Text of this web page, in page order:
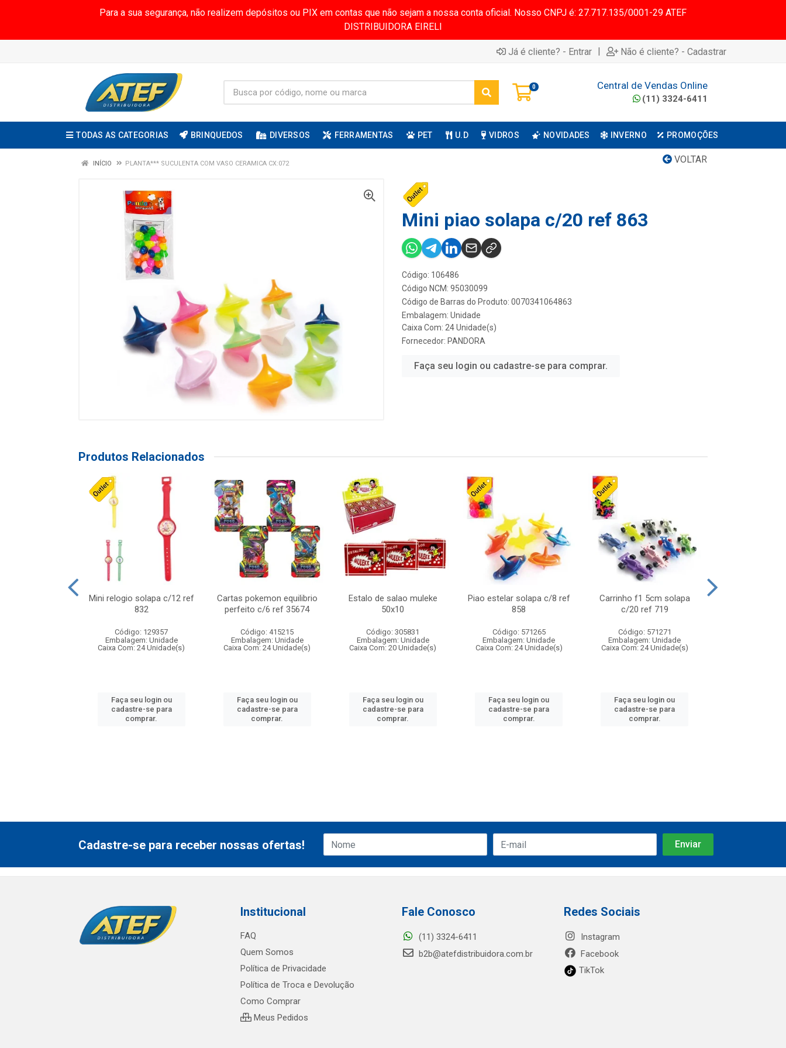
Para a sua segurança, não realizem depósitos ou PIX em contas que não sejam a nossa conta oficial. Nosso CNPJ é: 27.717.135/0001-29 ATEF
DISTRIBUIDORA EIRELI
Já é cliente? - Entrar | Não é cliente? - Cadastrar
0 Central de Vendas Online
(11) 3324-6411
TODAS AS CATEGORIAS BRINQUEDOS DIVERSOS FERRAMENTAS PET U.D VIDROS NOVIDADES INVERNO PROMOÇÕES
VOLTAR
INÍCIO PLANTA*** SUCULENTA COM VASO CERAMICA CX:072
Mini piao solapa c/20 ref 863
Código: 106486
Código NCM: 95030099
Código de Barras do Produto: 0070341064863
Embalagem: Unidade
Caixa Com: 24 Unidade(s)
Fornecedor: PANDORA
Faça seu login ou cadastre-se para comprar.
Produtos Relacionados
Mini relogio solapa c/12 ref
832
Código: 129357
Embalagem: Unidade
Caixa Com: 24 Unidade(s)
Faça seu login ou
cadastre-se para
comprar.
Cartas pokemon equilibrio
perfeito c/6 ref 35674
Código: 415215
Embalagem: Unidade
Caixa Com: 24 Unidade(s)
Faça seu login ou
cadastre-se para
comprar.
Estalo de salao muleke
50x10
Código: 305831
Embalagem: Unidade
Caixa Com: 20 Unidade(s)
Faça seu login ou
cadastre-se para
comprar.
Piao estelar solapa c/8 ref
858
Código: 571265
Embalagem: Unidade
Caixa Com: 24 Unidade(s)
Faça seu login ou
cadastre-se para
comprar.
Carrinho f1 5cm solapa
c/20 ref 719
Código: 571271
Embalagem: Unidade
Caixa Com: 24 Unidade(s)
Faça seu login ou
cadastre-se para
comprar.
Cadastre-se para receber nossas ofertas!
Institucional
FAQ
Quem Somos
Política de Privacidade
Política de Troca e Devolução
Como Comprar
Meus Pedidos
Fale Conosco
(11) 3324-6411
b2b@atefdistribuidora.com.br
Redes Sociais
Instagram
Facebook
TikTok